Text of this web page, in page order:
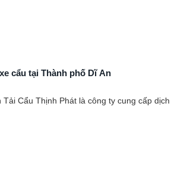
cẩu tại Thành phố Dĩ An
Tải Cẩu Thịnh Phát là công ty cung cấp dịch